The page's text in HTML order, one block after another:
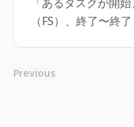
（FS）、終了〜終
Previous